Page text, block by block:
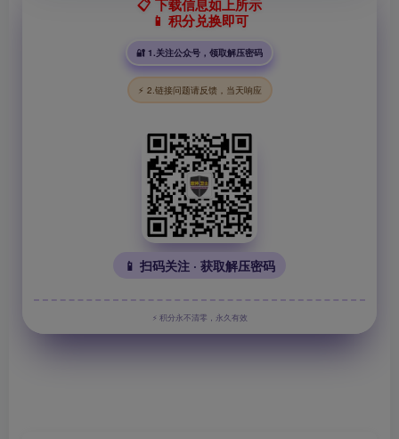
📋 下载信息如上所示
📱 积分兑换即可
🔐 1.关注公众号，领取解压密码
⚡ 2.链接问题请反馈，当天响应
📱 扫码关注 · 获取解压密码
⚡ 积分永不清零，永久有效